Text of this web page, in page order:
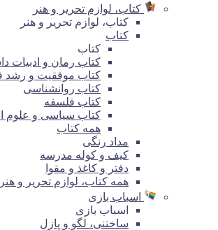
کتاب، لوازم تحریر و هنر
کتاب، لوازم تحریر و هنر
کتاب
کتاب
کتاب رمان و ادبیات
کتاب موفقیت و رشد
کتاب روانشناسی
کتاب فلسفه
کتاب سیاسی و علوم
همه کتاب
مداد رنگی
کیف و کوله مدرسه
دفتر و کاغذ و مقوا
همه کتاب، لوازم تحریر و هنر
اسباب بازی
اسباب بازی
ساختنی، لگو و پازل